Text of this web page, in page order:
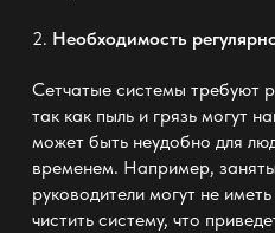
2. Необходимость
Сетчатые системы требуют
так как пыль и грязь могут
может быть неудобно для
временем. Например,
руководители могут не
чистить систему, что